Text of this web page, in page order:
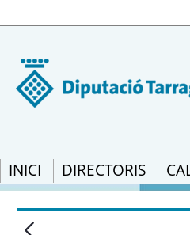
INICI DIRECTORIS
Subvencions:
específiques que